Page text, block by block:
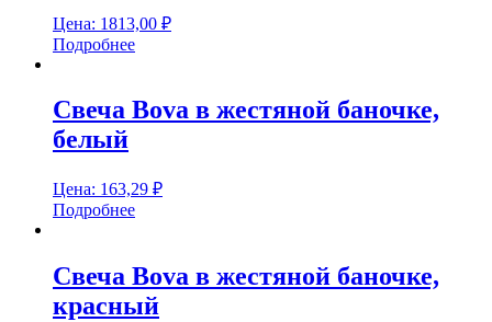
Цена: 1813,00 ₽
Подробнее
Свеча Bova в жестяной баночке,
белый
Цена: 163,29 ₽
Подробнее
Свеча Bova в жестяной баночке,
красный